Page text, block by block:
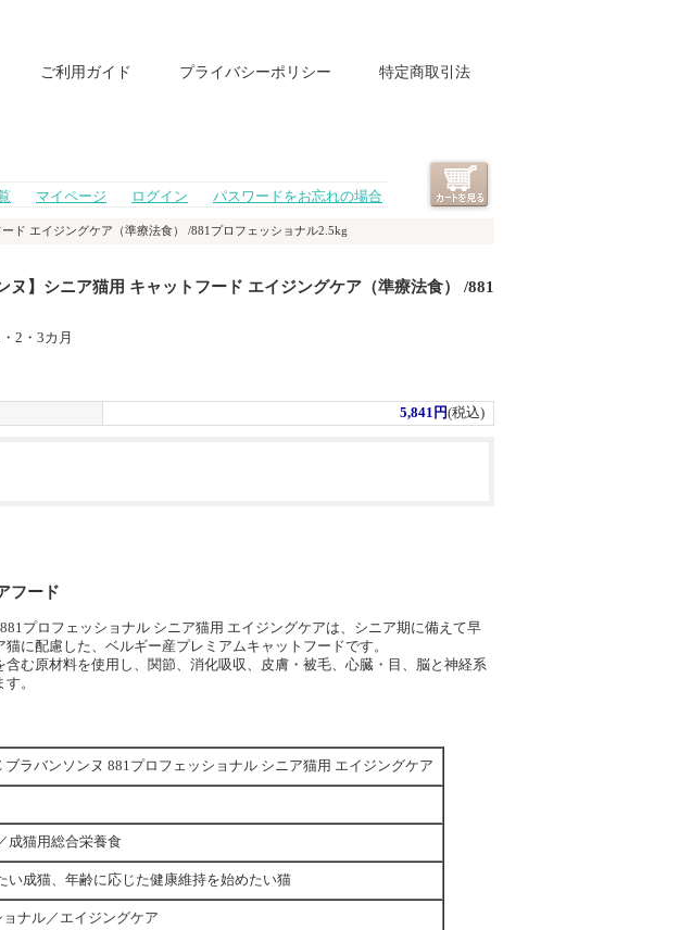
ご利用ガイド プライバシーポリシー 特定商取引法
マイページ ログイン パスワードをお忘れの場合
ド エイジングケア（準療法食） /881プロフェッショナル2.5kg
ヌ】シニア猫用 キャットフード エイジングケア（準療法食） /881
2・3カ月
5,841円(税込)
フード
プロフェッショナル シニア猫用 エイジングケアは、シニア期に備えて早
に配慮した、ベルギー産プレミアムキャットフードです。
む原材料を使用し、関節、消化吸収、皮膚・被毛、心臓・目、脳と神経系
。
ブラバンソンヌ 881プロフェッショナル シニア猫用 エイジングケア
成猫用総合栄養食
い成猫、年齢に応じた健康維持を始めたい猫
ナル／エイジングケア